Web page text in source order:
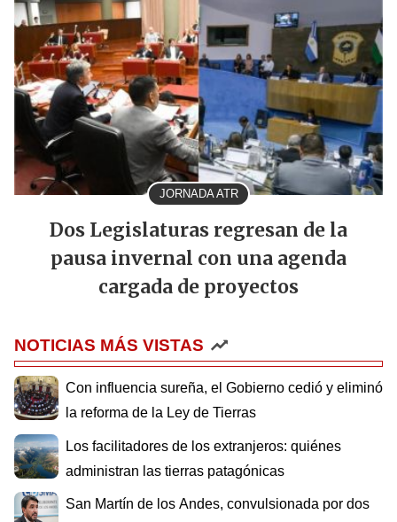
JORNADA ATR
Dos Legislaturas regresan de la
pausa invernal con una agenda
cargada de proyectos
NOTICIAS MÁS VISTAS
Con influencia sureña, el Gobierno cedió y eliminó
la reforma de la Ley de Tierras
Los facilitadores de los extranjeros: quiénes
administran las tierras patagónicas
San Martín de los Andes, convulsionada por dos